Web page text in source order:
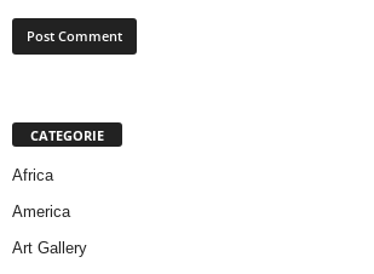
CATEGORIE
Africa
America
Art Gallery